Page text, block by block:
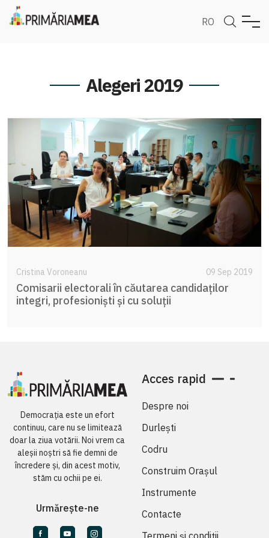
RO
Alegeri 2019
Cristina Voroneanu 09 Sep 2019
Comisarii electorali în căutarea candidaților
integri, profesioniști și cu soluții
Democrația este un efort
continuu, care nu se limitează
doar la ziua votării. Noi vrem ca
aleșii noștri să fie demni de
încredere și, din acest motiv,
stăm cu ochii pe ei.
Urmărește-ne
Acces rapid
Despre noi
Durlești
Codru
Construim Orașul
Instrumente
Contacte
Termeni și condiții